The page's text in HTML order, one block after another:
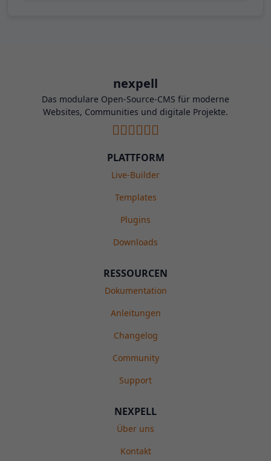
nexpell
Das modulare Open-Source-CMS für moderne
Websites, Communities und digitale Projekte.
PLATTFORM
Live-Builder
Templates
Plugins
Downloads
RESSOURCEN
Dokumentation
Anleitungen
Changelog
Community
Support
NEXPELL
Über uns
Kontakt